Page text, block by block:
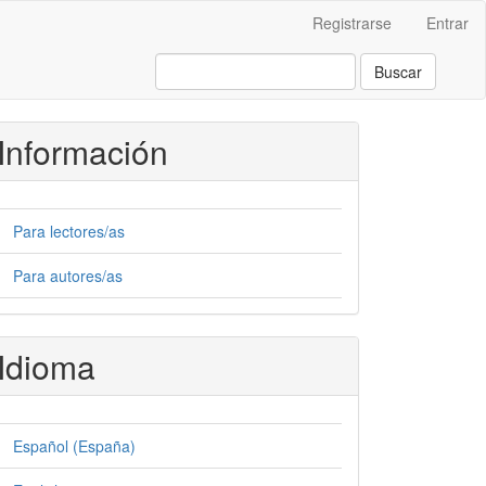
Registrarse Entrar
Buscar
Información
Para lectores/as
Para autores/as
Idioma
Español (España)